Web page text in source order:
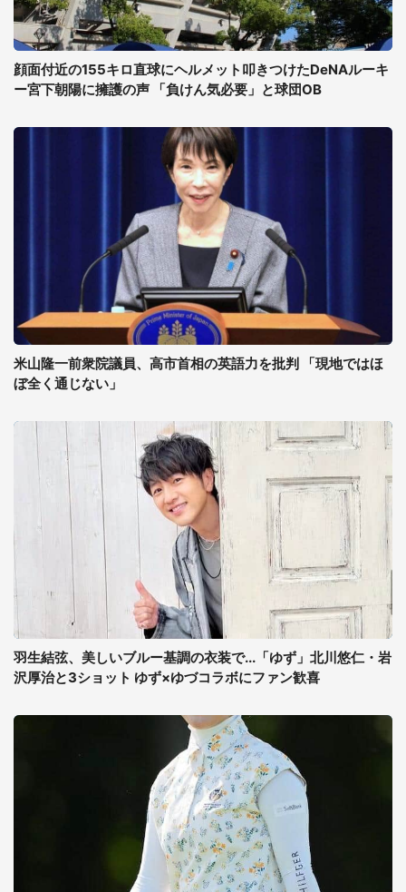
顔面付近の155キロ直球にヘルメット叩きつけたDeNAルーキ
ー宮下朝陽に擁護の声 「負けん気必要」と球団OB
米山隆一前衆院議員、高市首相の英語力を批判 「現地ではほ
ぼ全く通じない」
羽生結弦、美しいブルー基調の衣装で...「ゆず」北川悠仁・岩
沢厚治と3ショット ゆず×ゆづコラボにファン歓喜